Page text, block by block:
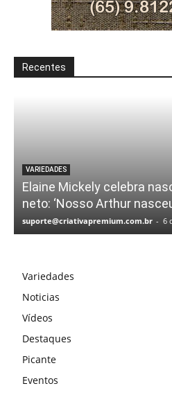
Recentes
VARIEDADES
Elaine Mickely celebra
neto: ‘Nosso Arthur
suporte@criativapremium.com.br - 6
Variedades
Noticias
Vídeos
Destaques
Picante
Eventos